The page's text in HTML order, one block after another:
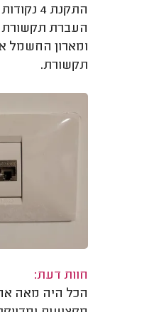
התקנת 4
העברת תקשורת
תקשורת.
חוות דעת:
הכל היה מאה